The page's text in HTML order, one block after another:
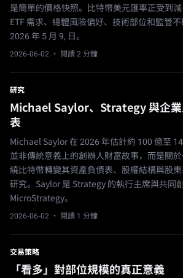
是簡單的價格快照。比特幣美元匯率正受到
ETF 需求、總體風險偏好、技術部位和監管
2026 年 5 月 9, 日。
2026-06-02 · 閱讀 2 分鐘
研究
Michael Saylor、Strategy 與企業
表
Michael Saylor 在 2026 年估計約 100 億至
並非傳統意義上的創辦人財富故事，而是關
繞比特幣轉變其資產負債表、股權結構與股
研究。Saylor 是 Strategy 的執行主席與共同
MicroStrategy。
2026-06-02 · 閱讀 1 分鐘
交易策略
「看多」對部位規模的真正意義